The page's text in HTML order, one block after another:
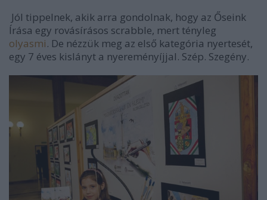
Jól tippelnek, akik arra gondolnak, hogy az Őseink
Írása egy rovásírásos scrabble, mert tényleg
olyasmi. De nézzük meg az első kategória nyertesét,
egy 7 éves kislányt a nyereményíjjal. Szép. Szegény.